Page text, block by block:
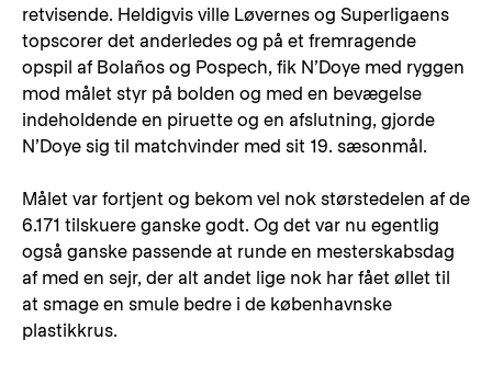
retvisende. Heldigvis ville Løvernes og Superligaens
topscorer det anderledes og på et fremragende
opspil af Bolaños og Pospech, fik N’Doye med ryggen
mod målet styr på bolden og med en bevægelse
indeholdende en piruette og en afslutning, gjorde
N’Doye sig til matchvinder med sit 19. sæsonmål.
Målet var fortjent og bekom vel nok størstedelen af de
6.171 tilskuere ganske godt. Og det var nu egentlig
også ganske passende at runde en mesterskabsdag
af med en sejr, der alt andet lige nok har fået øllet til
at smage en smule bedre i de københavnske
plastikkrus.